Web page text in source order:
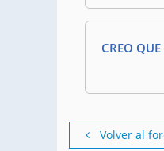
CREO
Volver al